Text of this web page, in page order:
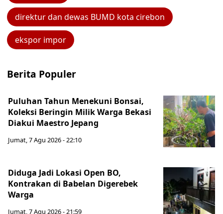
direktur dan dewas BUMD kota cirebon
ekspor impor
Berita Populer
Puluhan Tahun Menekuni Bonsai,
Koleksi Beringin Milik Warga Bekasi
Diakui Maestro Jepang
Jumat, 7 Agu 2026 - 22:10
Diduga Jadi Lokasi Open BO,
Kontrakan di Babelan Digerebek
Warga
Jumat, 7 Agu 2026 - 21:59